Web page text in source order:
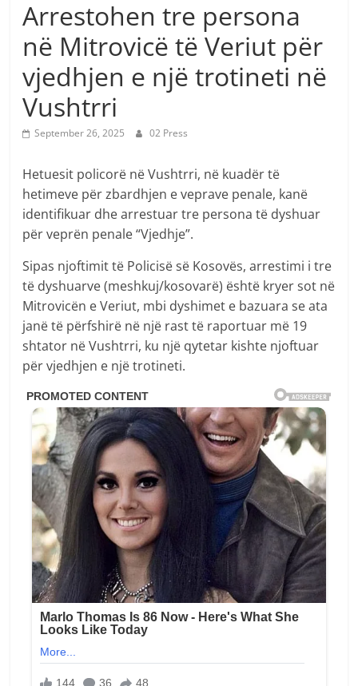
Arrestohen tre persona
në Mitrovicë të Veriut për
vjedhjen e një trotineti në
Vushtrri
September 26, 2025 02 Press
Hetuesit policorë në Vushtrri, në kuadër të
hetimeve për zbardhjen e veprave penale, kanë
identifikuar dhe arrestuar tre persona të dyshuar
për veprën penale “Vjedhje”.
Sipas njoftimit të Policisë së Kosovës, arrestimi i tre
të dyshuarve (meshkuj/kosovarë) është kryer sot në
Mitrovicën e Veriut, mbi dyshimet e bazuara se ata
janë të përfshirë në një rast të raportuar më 19
shtator në Vushtrri, ku një qytetar kishte njoftuar
për vjedhjen e një trotineti.